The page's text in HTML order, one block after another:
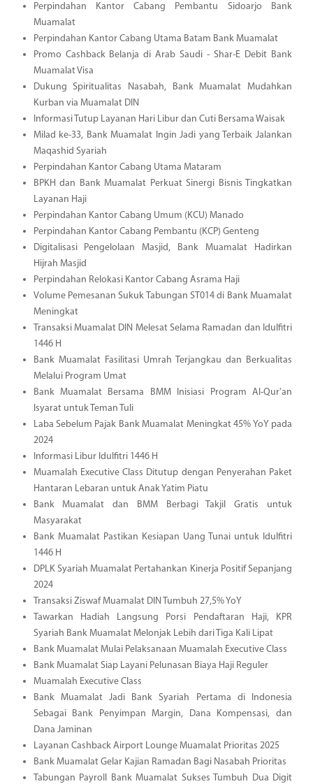
Perpindahan Kantor Cabang Pembantu Sidoarjo Bank
Muamalat
Perpindahan Kantor Cabang Utama Batam Bank Muamalat
Promo Cashback Belanja di Arab Saudi - Shar-E Debit Bank
Muamalat Visa
Dukung Spiritualitas Nasabah, Bank Muamalat Mudahkan
Kurban via Muamalat DIN
Informasi Tutup Layanan Hari Libur dan Cuti Bersama Waisak
Milad ke-33, Bank Muamalat Ingin Jadi yang Terbaik Jalankan
Maqashid Syariah
Perpindahan Kantor Cabang Utama Mataram
BPKH dan Bank Muamalat Perkuat Sinergi Bisnis Tingkatkan
Layanan Haji
Perpindahan Kantor Cabang Umum (KCU) Manado
Perpindahan Kantor Cabang Pembantu (KCP) Genteng
Digitalisasi Pengelolaan Masjid, Bank Muamalat Hadirkan
Hijrah Masjid
Perpindahan Relokasi Kantor Cabang Asrama Haji
Volume Pemesanan Sukuk Tabungan ST014 di Bank Muamalat
Meningkat
Transaksi Muamalat DIN Melesat Selama Ramadan dan Idulfitri
1446 H
Bank Muamalat Fasilitasi Umrah Terjangkau dan Berkualitas
Melalui Program Umat
Bank Muamalat Bersama BMM Inisiasi Program Al-Qur'an
Isyarat untuk Teman Tuli
Laba Sebelum Pajak Bank Muamalat Meningkat 45% YoY pada
2024
Informasi Libur Idulfitri 1446 H
Muamalah Executive Class Ditutup dengan Penyerahan Paket
Hantaran Lebaran untuk Anak Yatim Piatu
Bank Muamalat dan BMM Berbagi Takjil Gratis untuk
Masyarakat
Bank Muamalat Pastikan Kesiapan Uang Tunai untuk Idulfitri
1446 H
DPLK Syariah Muamalat Pertahankan Kinerja Positif Sepanjang
2024
Transaksi Ziswaf Muamalat DIN Tumbuh 27,5% YoY
Tawarkan Hadiah Langsung Porsi Pendaftaran Haji, KPR
Syariah Bank Muamalat Melonjak Lebih dari Tiga Kali Lipat
Bank Muamalat Mulai Pelaksanaan Muamalah Executive Class
Bank Muamalat Siap Layani Pelunasan Biaya Haji Reguler
Muamalah Executive Class
Bank Muamalat Jadi Bank Syariah Pertama di Indonesia
Sebagai Bank Penyimpan Margin, Dana Kompensasi, dan
Dana Jaminan
Layanan Cashback Airport Lounge Muamalat Prioritas 2025
Bank Muamalat Gelar Kajian Ramadan Bagi Nasabah Prioritas
Tabungan Payroll Bank Muamalat Sukses Tumbuh Dua Digit